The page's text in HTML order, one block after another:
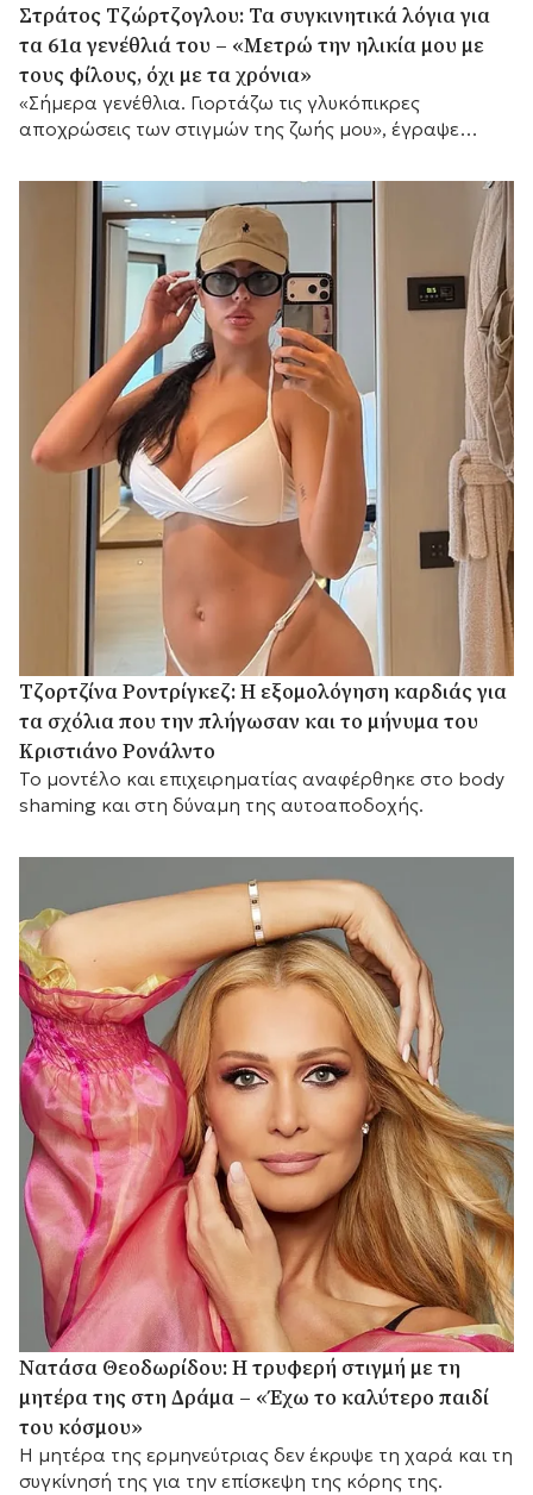
Στράτος Τζώρτζογλου: Τα συγκινητικά λόγια για
τα 61α γενέθλιά του – «Μετρώ την ηλικία μου με
τους φίλους, όχι με τα χρόνια»
«Σήμερα γενέθλια. Γιορτάζω τις γλυκόπικρες
αποχρώσεις των στιγμών της ζωής μου», έγραψε
Τζορτζίνα Ροντρίγκεζ: Η εξομολόγηση καρδιάς για
τα σχόλια που την πλήγωσαν και το μήνυμα του
Κριστιάνο Ρονάλντο
Το μοντέλο και επιχειρηματίας αναφέρθηκε στο body
shaming και στη δύναμη της αυτοαποδοχής.
Νατάσα Θεοδωρίδου: Η τρυφερή στιγμή με τη
μητέρα της στη Δράμα – «Έχω το καλύτερο παιδί
του κόσμου»
Η μητέρα της ερμηνεύτριας δεν έκρυψε τη χαρά και τη
συγκίνησή της για την επίσκεψη της κόρης της.